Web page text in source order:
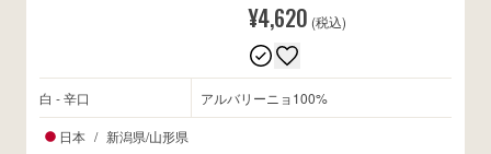
¥4,620 (税込)
白 - 辛口 アルバリーニョ100%
日本 / 新潟県/山形県